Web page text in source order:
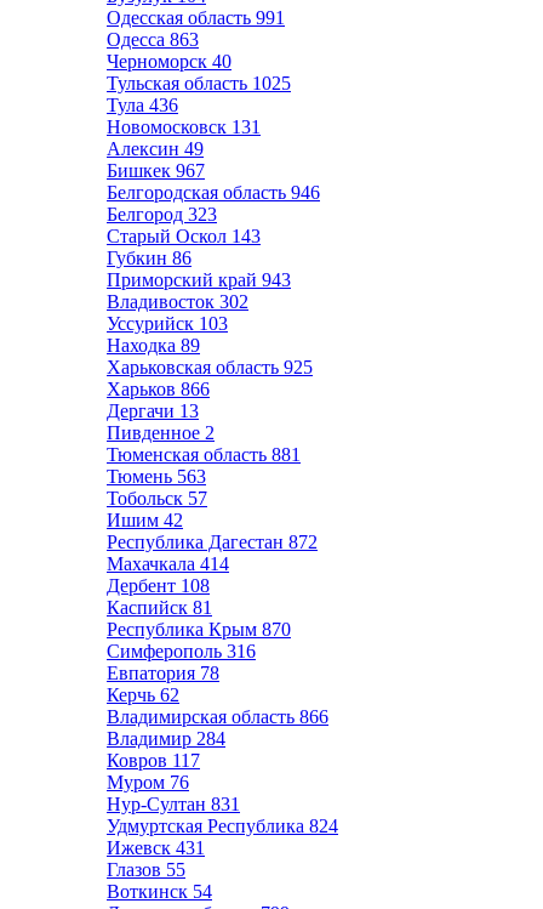
Одесская область 991
Одесса 863
Черноморск 40
Тульская область 1025
Тула 436
Новомосковск 131
Алексин 49
Бишкек 967
Белгородская область 946
Белгород 323
Старый Оскол 143
Губкин 86
Приморский край 943
Владивосток 302
Уссурийск 103
Находка 89
Харьковская область 925
Харьков 866
Дергачи 13
Пивденное 2
Тюменская область 881
Тюмень 563
Тобольск 57
Ишим 42
Республика Дагестан 872
Махачкала 414
Дербент 108
Каспийск 81
Республика Крым 870
Симферополь 316
Евпатория 78
Керчь 62
Владимирская область 866
Владимир 284
Ковров 117
Муром 76
Нур-Султан 831
Удмуртская Республика 824
Ижевск 431
Глазов 55
Воткинск 54